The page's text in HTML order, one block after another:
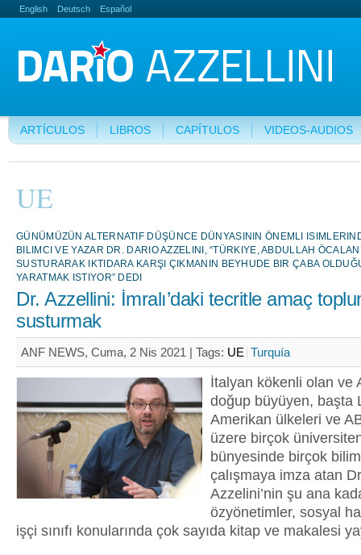
English Deutsch Español
ARTÍCULOS LIBROS CAPÍTULOS VIDEOS-AUDIOS
UE
GÜNÜMÜZÜN ALTERNATIF DÜŞÜNCE DÜNYASININ ÖNEMLI
BILIMCI VE YAZAR DR. DARIO AZZELINI, “TÜRKIYE, ABDULLAH
SUSTURARAK IKTIDARA KARŞI ÇIKMANIN BEYHUDE BIR ÇABA
YARATMAK ISTIYOR” DEDI
Dr. Azzellini: İmralı’daki tecritle amaç
susturmak
ANF NEWS, Cuma, 2 Nis 2021 | Tags: UE Turquía
İtalyan kökenli olan ve
doğup büyüyen, başta
Amerikan ülkeleri ve
üzere birçok
bünyesinde birçok
çalışmaya imza atan
Azzelini’nin şu ana
özyönetimler, sosyal
işçi sınıfı konularında çok sayıda kitap ve makalesi